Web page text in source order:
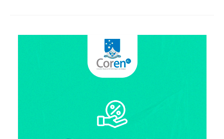
Eleições Triênio 2027-2029
Eleições 2023
Agenda do presidente